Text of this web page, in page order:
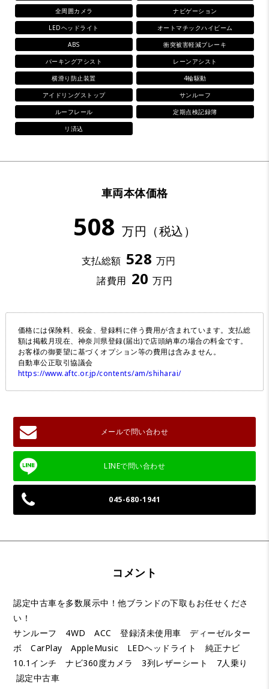
全周囲カメラ
ナビゲーション
LEDヘッドライト
オートマチックハイビーム
ABS
衝突被害軽減ブレーキ
パーキングアシスト
レーンアシスト
横滑り防止装置
4輪駆動
アイドリングストップ
サンルーフ
ルーフレール
定期点検記録簿
リ済込
車両本体価格
508 万円（税込）
支払総額 528 万円
諸費用 20 万円
価格には保険料、税金、登録料に伴う費用が含まれています。支払総
額は掲載月現在、神奈川県登録(届出)で店頭納車の場合の料金です。
お客様の御要望に基づくオプション等の費用は含みません。
自動車公正取引協議会
https://www.aftc.or.jp/contents/am/shiharai/
メールで問い合わせ
045-680-1941
コメント
認定中古車を多数展示中！他ブランドの下取もお任せくださ
い！
サンルーフ 4WD ACC 登録済未使用車 ディーゼルター
ボ CarPlay AppleMusic LEDヘッドライト 純正ナビ
10.1インチ ナビ360度カメラ 3列レザーシート 7人乗り
認定中古車